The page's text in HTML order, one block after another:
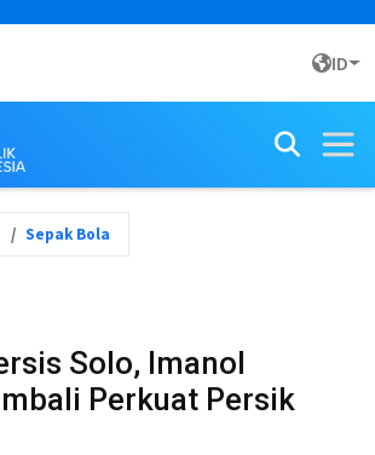
ID
Sepak Bola
Solo, Imanol
Perkuat Persik